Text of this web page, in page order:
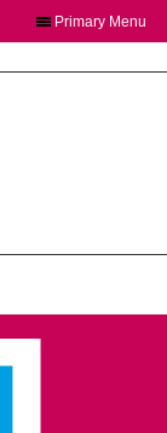
Primary Menu